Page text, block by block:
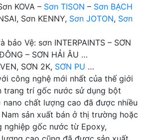
KOVA – Sơn TISON – Sơn BẠCH
Sơn KENNY, Sơn JOTON, Sơn
bảo Vệ: sơn INTERPAINTS – SƠN
– SƠN HẢI ÂU …
SƠN 2K, SƠN PU …
công nghệ mới nhất của thế giới
trang trí gốc nước sử dụng bột
nano chất lượng cao đã được nhiều
sản xuất bán ở thị trường hoặc
nghiệp gốc nước từ Epoxy,